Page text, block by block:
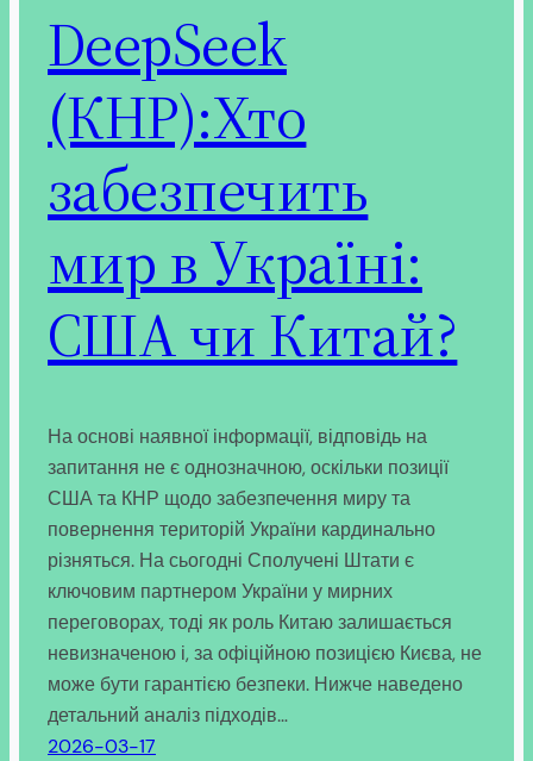
DeepSeek
(КНР):Хто
забезпечить
мир в Україні:
США чи Китай?
На основі наявної інформації, відповідь на
запитання не є однозначною, оскільки позиції
США та КНР щодо забезпечення миру та
повернення територій України кардинально
різняться. На сьогодні Сполучені Штати є
ключовим партнером України у мирних
переговорах, тоді як роль Китаю залишається
невизначеною і, за офіційною позицією Києва, не
може бути гарантією безпеки. Нижче наведено
детальний аналіз підходів…
2026-03-17